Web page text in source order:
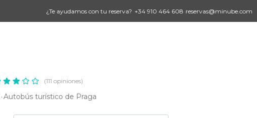
¿Te ayudamos con tu reserva? +34 910 464 608 reservas@minube.com
(111 opiniones)
Autobús turístico de Praga